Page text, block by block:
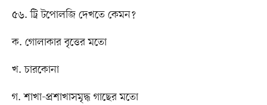
৫৬. ট্রি টপোলজি দেখতে কেমন?
ক. গোলাকার বৃত্তের মতো
খ. চারকোনা
গ. শাখা-প্রশাখাসমৃদ্ধ গাছের মতো